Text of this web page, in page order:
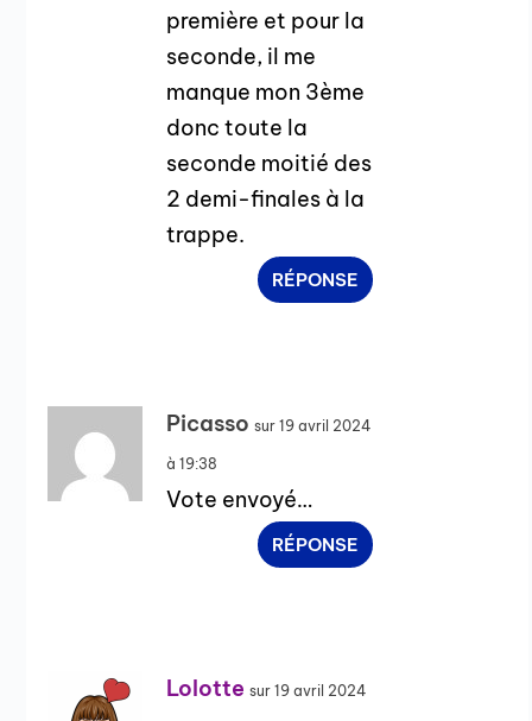
première et pour la
seconde, il me
manque mon 3ème
donc toute la
seconde moitié des
2 demi-finales à la
trappe.
RÉPONSE
Picasso sur 19 avril 2024
à 19:38
Vote envoyé…
RÉPONSE
Lolotte sur 19 avril 2024